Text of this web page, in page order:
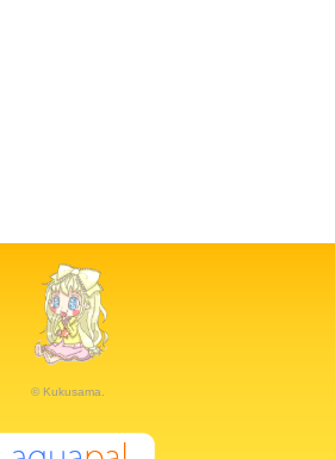
© Kukusama.